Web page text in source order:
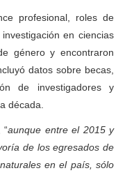
profesional, roles de
en ciencias
género y encontraron
datos sobre becas,
de investigadores y
década.
“aunque entre el 2015 y
de los egresados de
en el país, sólo